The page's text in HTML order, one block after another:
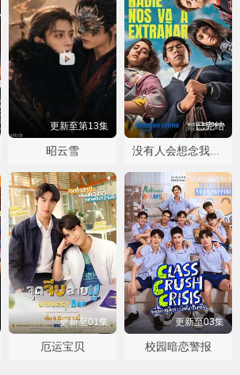
更新至第13集
昭云雪
已完结
没有人会想念我们第二季
更新至01集
厄运宝贝
更新至03集
校园暗恋警报